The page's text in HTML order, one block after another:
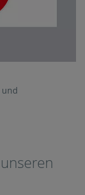
und